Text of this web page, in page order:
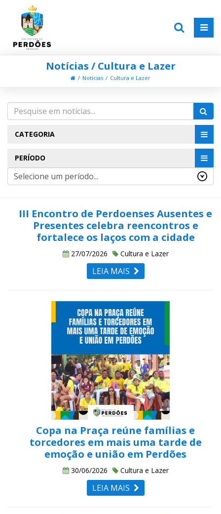
Notícias / Cultura e Lazer
Notícias Cultura e Lazer
CATEGORIA
PERÍODO
III Encontro de Perdoenses Ausentes e
Presentes celebra reencontros e
fortalece os laços com a cidade
27/07/2026 Cultura e Lazer
LEIA MAIS
Copa na Praça reúne famílias e
torcedores em mais uma tarde de
emoção e união em Perdões
30/06/2026 Cultura e Lazer
LEIA MAIS